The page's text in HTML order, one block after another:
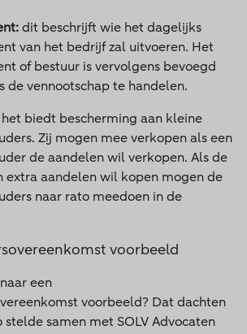
dit beschrijft wie het dagelijks
van het bedrijf zal uitvoeren. Het
of bestuur is vervolgens bevoegd
de vennootschap te handelen.
het biedt bescherming aan kleine
Zij mogen mee verkopen als een
de aandelen wil verkopen. Als de
extra aandelen wil kopen mogen de
naar rato meedoen in de
voorbeeld
een
voorbeeld? Dat dachten
samen met SOLV Advocaten